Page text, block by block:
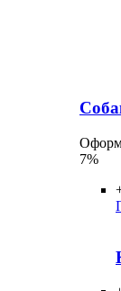
7%